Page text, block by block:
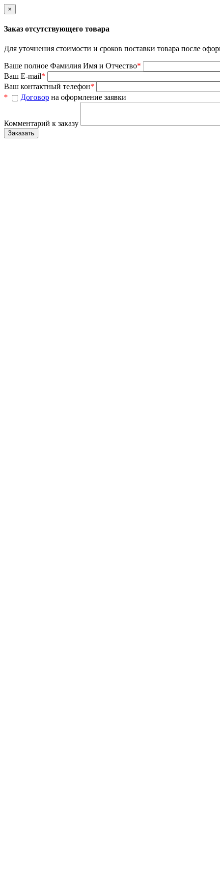
×
Заказ отсутствующего товара
Для уточнения стоимости и сроков поставки товара после
Ваше полное Фамилия Имя и Отчество*
Ваш E-mail*
Ваш контактный телефон*
*
Договор на оформление заявки
Комментарий к заказу